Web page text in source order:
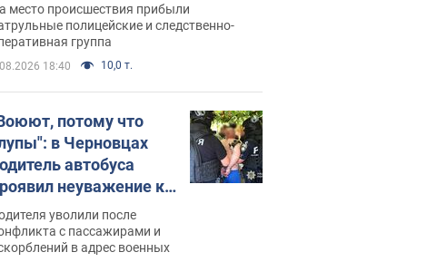
протокол.
место происшествия прибыли
полицейские и следственно-
группа
18:40 10,0 т.
потому что
в Черновцах
автобуса
неуважение к
военным и
за это.
уволили после
с пассажирами и
в адрес военных